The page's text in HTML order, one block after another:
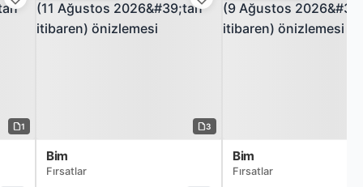
1 3
Bim
Fırsatlar
Bim
Fırsatlar